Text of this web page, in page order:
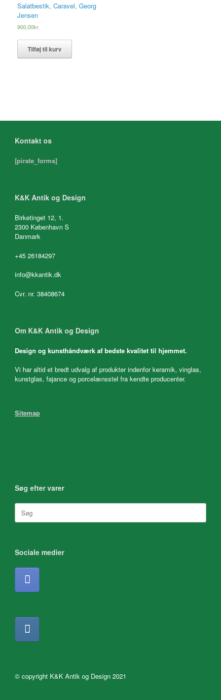
Salatbestik, Caravel, Georg
Jensen
900,00kr.
Tilføj til kurv
Kontakt os
[pirate_forms]
K&K Antik og Design
Birketinget 12, 1.
2300 København S
Danmark
+45 26184297
info@kkantik.dk
Cvr. nr. 38408674
Om K&K Antik og Design
Design og kunsthåndværk af bedste kvalitet til hjemmet.
Vi har altid et bredt udvalg af produkter indenfor keramik, vinglas,
kunstglas, fajance og porcelænsstel fra kendte producenter.
Sitemap
Søg efter varer
efter:
Sociale medier
© copyright K&K Antik og Design 2021